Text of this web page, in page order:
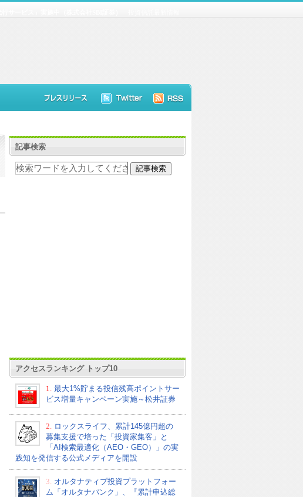
記事検索
アクセスランキング トップ10
1.
最大1%貯まる投信残高ポイントサー
ビス増量キャンペーン実施～松井証券
2.
ロックスライフ、累計145億円超の
募集支援で培った「投資家集客」と
「AI検索最適化（AEO・GEO）」の実
践知を発信する公式メディアを開設
3. オルタナティブ投資プラットフォー
ム「オルタナバンク」、『累計申込総